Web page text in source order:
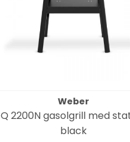
Weber
Q 2200N gasolgrill med
black